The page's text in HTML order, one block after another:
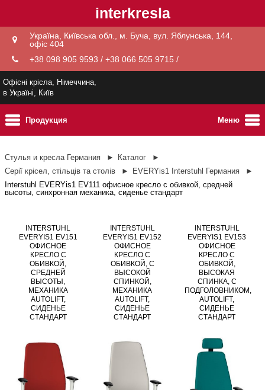
interkresla
Україна, Київська обл., м. Буча, вул. Яблунська, 144,
офіс 404
+38 098 905 9593 / +38 066 505 9715 /
Офісні крісла, Німеччина,
в Україні, Київ
Меню
Продукция
Стулья и кресла Германия
Каталог
Серії крісел, стільців та столів
EVERYis1 Interstuhl Германия
Interstuhl EVERYis1 EV111 офисное кресло с обивкой, средней
высоты, синхронная механика, сиденье стандарт
INTERSTUHL
EVERYIS1 EV151
ОФИСНОЕ
КРЕСЛО С
ОБИВКОЙ,
СРЕДНЕЙ
ВЫСОТЫ,
МЕХАНИКА
AUTOLIFT,
СИДЕНЬЕ
СТАНДАРТ
INTERSTUHL
EVERYIS1 EV152
ОФИСНОЕ
КРЕСЛО С
ОБИВКОЙ, С
ВЫСОКОЙ
СПИНКОЙ,
МЕХАНИКА
AUTOLIFT,
СИДЕНЬЕ
СТАНДАРТ
INTERSTUHL
EVERYIS1 EV153
ОФИСНОЕ
КРЕСЛО С
ОБИВКОЙ,
ВЫСОКАЯ
СПИНКА, С
ПОДГОЛОВНИКОМ,
AUTOLIFT,
СИДЕНЬЕ
СТАНДАРТ